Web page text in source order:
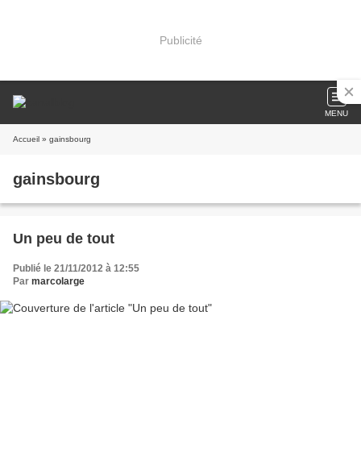
Publicité
MENU
Accueil » gainsbourg
gainsbourg
Un peu de tout
Publié le 21/11/2012 à 12:55
Par marcolarge